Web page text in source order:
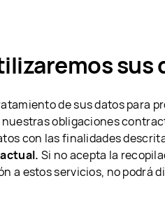
sus
de sus datos para
obligaciones
con las finalidades
Si no acepta la
a estos servicios, no podrá